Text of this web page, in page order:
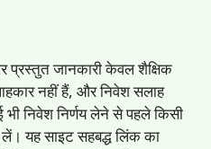
प्रस्तुत जानकारी केवल शैक्षिक
नहीं हैं, और निवेश सलाह
निवेश निर्णय लेने से पहले किसी
लें। यह साइट सहबद्ध लिंक का